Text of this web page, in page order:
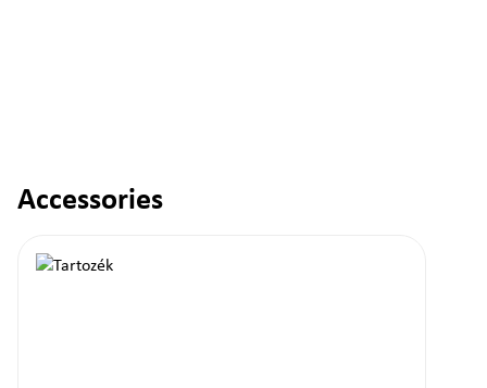
Termékgaléria kihagyása
Accessories